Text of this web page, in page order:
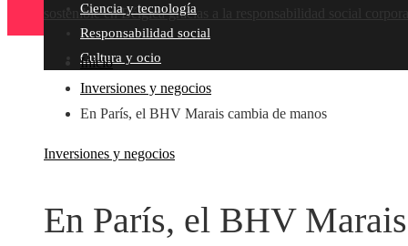
sostenible en Bélgica gracias a la responsabilidad social
Ciencia y tecnología
Responsabilidad social
Cultura y ocio
Inicio
Inversiones y negocios
En París, el BHV Marais cambia de manos
Inversiones y negocios
En París, el BHV Marais